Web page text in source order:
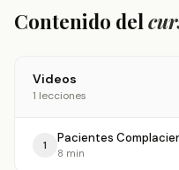
Contenido del
Videos
1 lecciones
1 Pacientes
8 min